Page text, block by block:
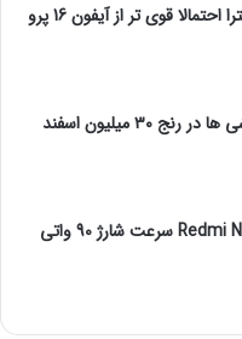
گلکسی اس 25 اولترا احتمالا قوی تر از آیفون 16 پرو
معرفی بهترین گوشی ها در رنج ۳۰ میلیون اسفند
گوشی Redmi Note 14 Pro سرعت شارژ 90 واتی